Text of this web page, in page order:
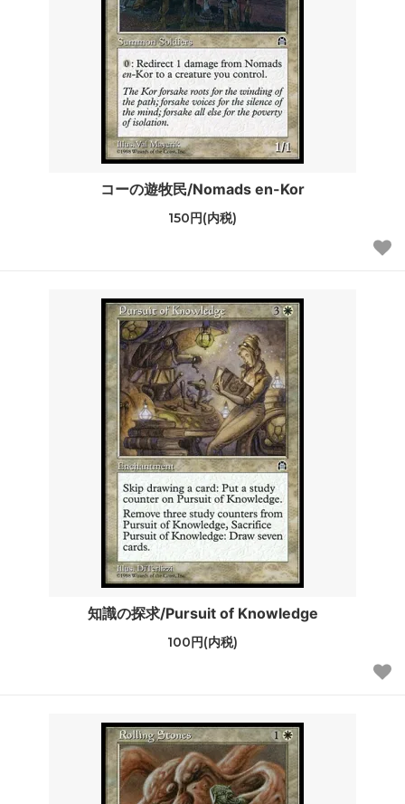
コーの遊牧民/Nomads en-Kor
150円(内税)
知識の探求/Pursuit of Knowledge
100円(内税)